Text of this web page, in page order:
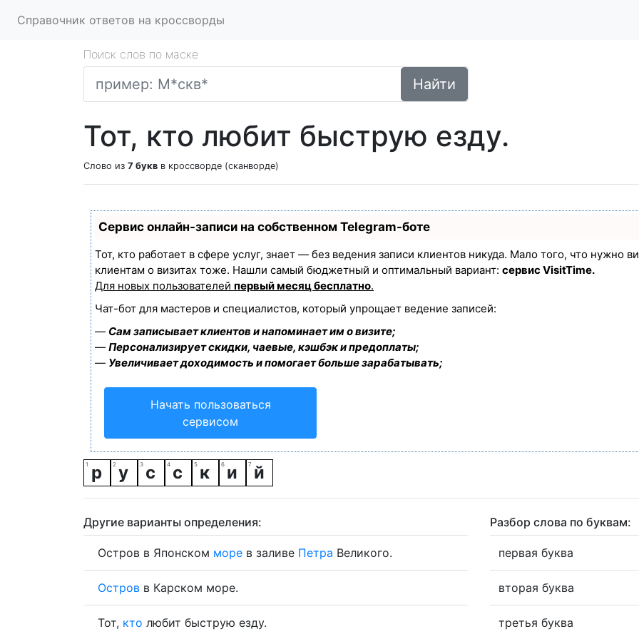
Справочник ответов на кроссворды
Поиск слов по маске
Найти
Тот, кто любит быструю езду.
Слово из 7 букв в кроссворде (сканворде)
Сервис онлайн-записи на собственном Telegram-боте
Тот, кто работает в сфере услуг, знает — без ведения записи клиентов никуда. Мало того, что нужно
клиентам о визитах тоже. Нашли самый бюджетный и оптимальный вариант: сервис VisitTime.
Для новых пользователей первый месяц бесплатно.
Чат-бот для мастеров и специалистов, который упрощает ведение записей:
— Сам записывает клиентов и напоминает им о визите;
— Персонализирует скидки, чаевые, кэшбэк и предоплаты;
— Увеличивает доходимость и помогает больше зарабатывать;
Начать пользоваться
сервисом
р у с с к и й
Другие варианты определения:
Остров в Японском море в заливе Петра Великого.
Остров в Карском море.
Тот, кто любит быструю езду.
Разбор слова по буквам:
первая буква
вторая буква
третья буква